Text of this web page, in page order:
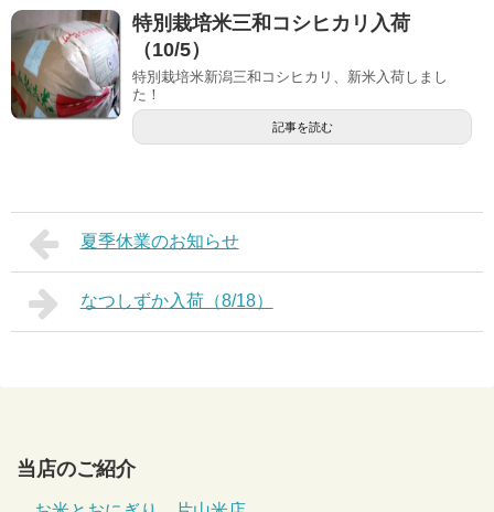
特別栽培米三和コシヒカリ入荷
（10/5）
特別栽培米新潟三和コシヒカリ、新米入荷しまし
た！
記事を読む
夏季休業のお知らせ
なつしずか入荷（8/18）
当店のご紹介